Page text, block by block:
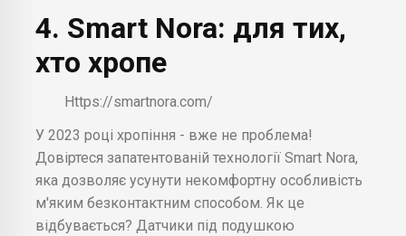
4. Smart Nora: для тих,
хто хропе
Https://smartnora.com/
У 2023 році хропіння - вже не проблема!
Довіртеся запатентованій технології Smart Nora,
яка дозволяє усунути некомфортну особливість
м'яким безконтактним способом. Як це
відбувається? Датчики під подушкою